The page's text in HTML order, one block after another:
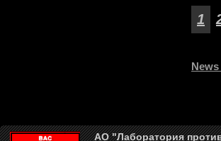
1
АО "Лаборатория